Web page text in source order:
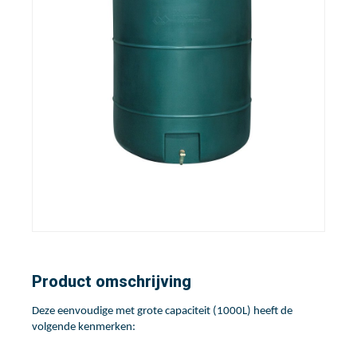
Product omschrijving
Deze eenvoudige met grote capaciteit (1000L) heeft de
volgende kenmerken: